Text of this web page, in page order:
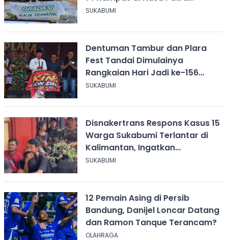
University
SUKABUMI
Dentuman Tambur dan Plara
Fest Tandai Dimulainya
Rangkaian Hari Jadi ke-156
Kabupaten Sukabumi
SUKABUMI
Disnakertrans Respons Kasus 15
Warga Sukabumi Terlantar di
Kalimantan, Ingatkan
Pentingnya Perjanjian Kerja
SUKABUMI
12 Pemain Asing di Persib
Bandung, Danijel Loncar Datang
dan Ramon Tanque Terancam?
OLAHRAGA